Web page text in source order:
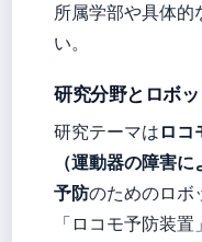
所属学部や具体的
い。
研究分野とロボ
研究テーマは ロコ
（運動器の障害
予防のためのロボ
「ロコモ予防装置」